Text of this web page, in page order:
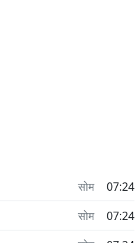
सोम
07:24
सोम
07:24